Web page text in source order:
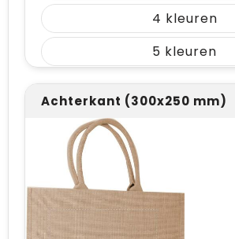
4
5
Achterkant (300x250 mm)